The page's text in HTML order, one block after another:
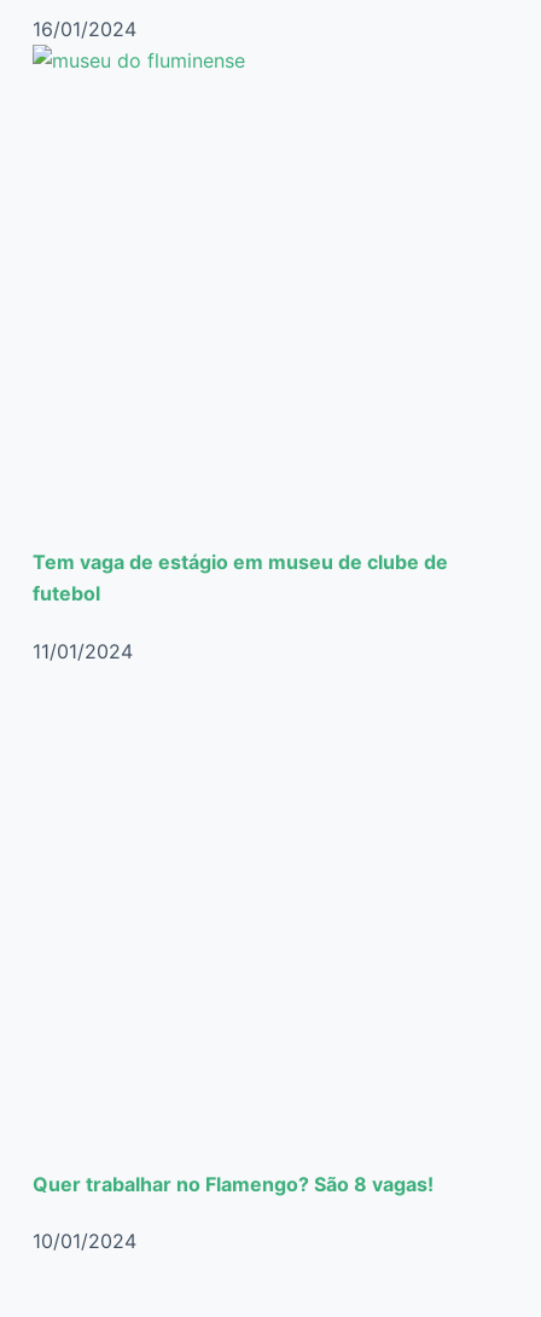
16/01/2024
Tem vaga de estágio em museu de clube de
futebol
11/01/2024
Quer trabalhar no Flamengo? São 8 vagas!
10/01/2024